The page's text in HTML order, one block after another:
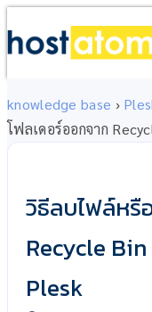
knowledge base ›
โฟลเดอร์ออกจาก
วิธีลบไฟล์หรื
Recycle
Plesk